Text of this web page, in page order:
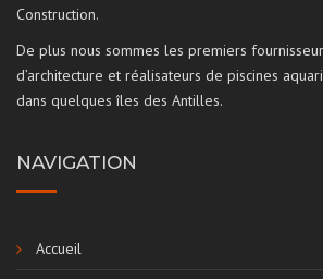
Construction.
De plus nous sommes les premiers
d’architecture et réalisateurs de piscines
dans quelques îles des Antilles.
NAVIGATION
Accueil